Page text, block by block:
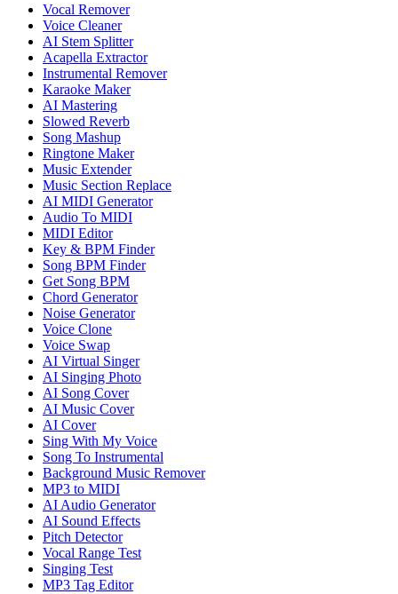
Vocal Remover
Voice Cleaner
AI Stem Splitter
Acapella Extractor
Instrumental Remover
Karaoke Maker
AI Mastering
Slowed Reverb
Song Mashup
Ringtone Maker
Music Extender
Music Section Replace
AI MIDI Generator
Audio To MIDI
MIDI Editor
Key & BPM Finder
Song BPM Finder
Get Song BPM
Chord Generator
Noise Generator
Voice Clone
Voice Swap
AI Virtual Singer
AI Singing Photo
AI Song Cover
AI Music Cover
AI Cover
Sing With My Voice
Song To Instrumental
Background Music Remover
MP3 to MIDI
AI Audio Generator
AI Sound Effects
Pitch Detector
Vocal Range Test
Singing Test
MP3 Tag Editor